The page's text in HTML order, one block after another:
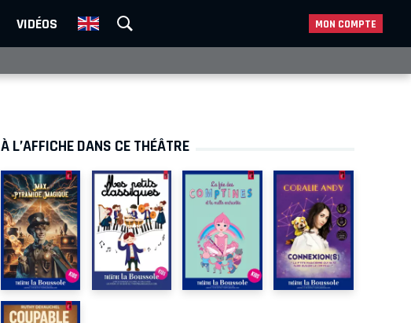
VIDÉOS MON COMPTE
À L’AFFICHE DANS CE THÉÂTRE